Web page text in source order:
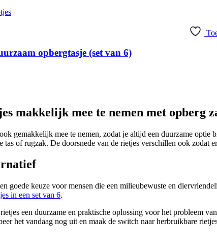
opbergtasje (set van 6)
makkelijk mee te nemen met opberg
gemakkelijk mee te nemen, zodat je altijd een duurzame
tas of rugzak. De doorsnede van de rietjes verschillen ook zodat
goede keuze voor mensen die een milieubewuste en
in een set van 6.
een duurzame en praktische oplossing voor het probleem
het vandaag nog uit en maak de switch naar herbruikbare